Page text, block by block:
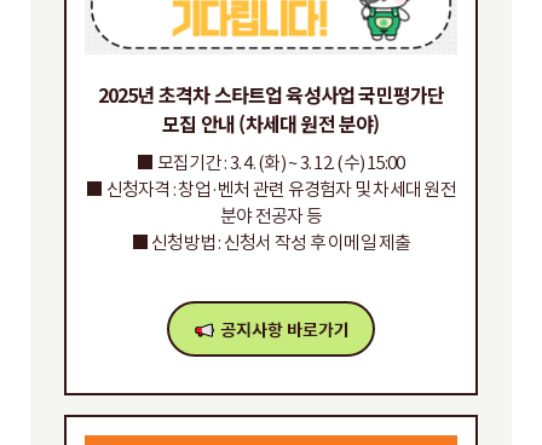
2025년 초격차 스타트업 육성사업 국민평가단
모집 안내 (차세대 원전 분야)
■ 모집기간 : 3. 4. (화) ~ 3. 12. (수) 15:00
■ 신청자격 : 창업·벤처 관련 유경험자 및 차세대 원전
분야 전공자 등
■ 신청방법 : 신청서 작성 후 이메일 제출